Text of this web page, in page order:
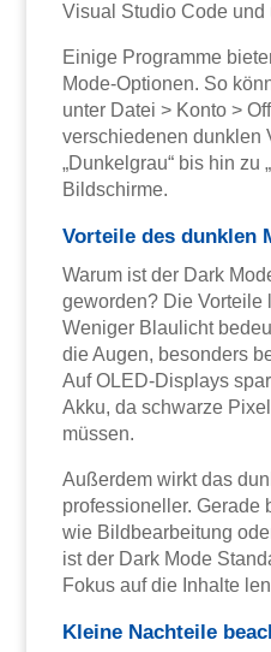
Visual Studio Code und
Einige Programme
Mode-Optionen. So
unter Datei > Konto >
verschiedenen dunklen
„Dunkelgrau“ bis hin zu
Bildschirme.
Vorteile des dunklen
Warum ist der Dark
geworden? Die Vorteile
Weniger Blaulicht
die Augen, besonders
Auf OLED-Displays
Akku, da schwarze
müssen.
Außerdem wirkt das
professioneller. Gerade
wie Bildbearbeitung
ist der Dark Mode
Fokus auf die Inhalte
Kleine Nachteile